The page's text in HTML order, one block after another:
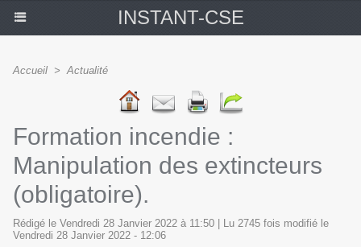
INSTANT-CSE
Accueil > Actualité
Formation incendie :
Manipulation des extincteurs
(obligatoire).
Rédigé le Vendredi 28 Janvier 2022 à 11:50 | Lu 2745 fois modifié le
Vendredi 28 Janvier 2022 - 12:06